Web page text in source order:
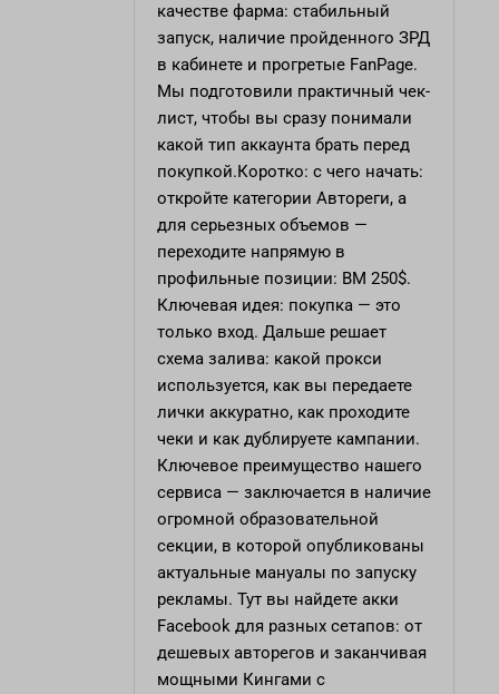
качестве фарма: стабильный
запуск, наличие пройденного ЗРД
в кабинете и прогретые FanPage.
Мы подготовили практичный чек-
лист, чтобы вы сразу понимали
какой тип аккаунта брать перед
покупкой.Коротко: с чего начать:
откройте категории Автореги, а
для серьезных объемов —
переходите напрямую в
профильные позиции: BM 250$.
Ключевая идея: покупка — это
только вход. Дальше решает
схема залива: какой прокси
используется, как вы передаете
лички аккуратно, как проходите
чеки и как дублируете кампании.
Ключевое преимущество нашего
сервиса — заключается в наличие
огромной образовательной
секции, в которой опубликованы
актуальные мануалы по запуску
рекламы. Тут вы найдете акки
Facebook для разных сетапов: от
дешевых авторегов и заканчивая
мощными Кингами с